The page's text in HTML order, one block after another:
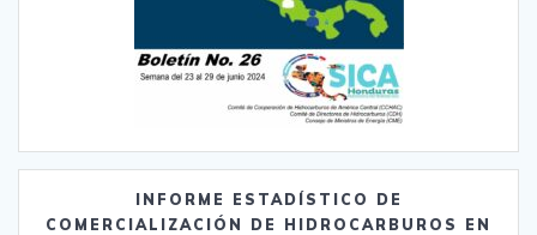
INFORME ESTADÍSTICO DE
COMERCIALIZACIÓN DE HIDROCARBUROS EN